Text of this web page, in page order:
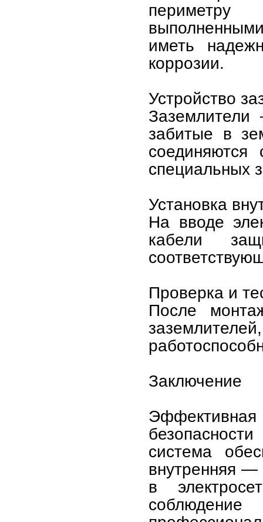
иметь
коррозии.
Устройство
забитые в
специальных
Установка
На вводе
кабели
Проверка и
После
Заключение
система
внутренняя —
в